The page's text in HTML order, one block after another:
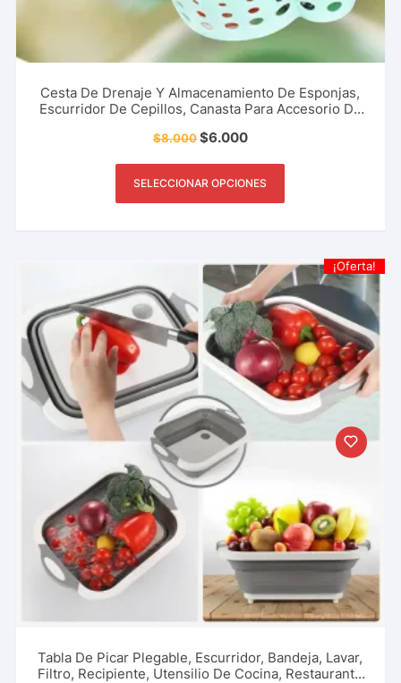
Cesta De Drenaje Y Almacenamiento De Esponjas,
Escurridor De Cepillos, Canasta Para Accesorio De
$8.000$6.000
SELECCIONAR OPCIONES
¡Oferta!
Tabla De Picar Plegable, Escurridor, Bandeja, Lavar,
Filtro, Recipiente, Utensilio De Cocina, Restaurante